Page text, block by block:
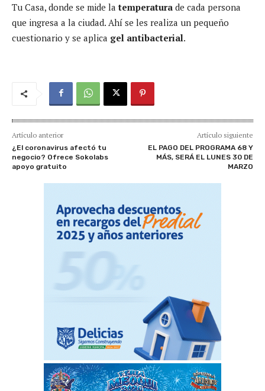
Tu Casa, donde se mide latemperatura de cada persona
que ingresa a la ciudad. Ahí se les realiza un pequeño
cuestionario y se aplica gel antibacterial.
Artículo anterior
¿El coronavirus afectó tu
negocio? Ofrece Sokolabs
apoyo gratuito
Artículo siguiente
EL PAGO DEL PROGRAMA 68 Y
MÁS, SERÁ EL LUNES 30 DE
MARZO